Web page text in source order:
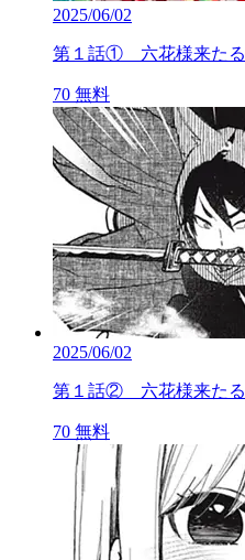
2025/06/02
第１話① 六花様来たる
70 無料
2025/06/02
第１話② 六花様来たる
70 無料